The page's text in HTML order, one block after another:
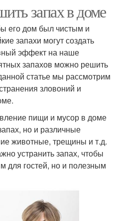
запах в доме
его дом был чистым и
запахи могут создать
эффект на наше
запахов можно решить
статье мы рассмотрим
зловоний и
пищи и мусор в доме
но и различные
животные, трещины и т.д.
устранить запах, чтобы
для гостей, но и полезным